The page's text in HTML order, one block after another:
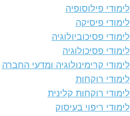
לימודי פילוסופיה
לימודי פיסיקה
לימודי פסיכוביולוגיה
לימודי פסיכולוגיה
לימודי קרימינולוגיה ומדעי החברה
לימודי רוקחות
לימודי רוקחות קלינית
לימודי ריפוי בעיסוק